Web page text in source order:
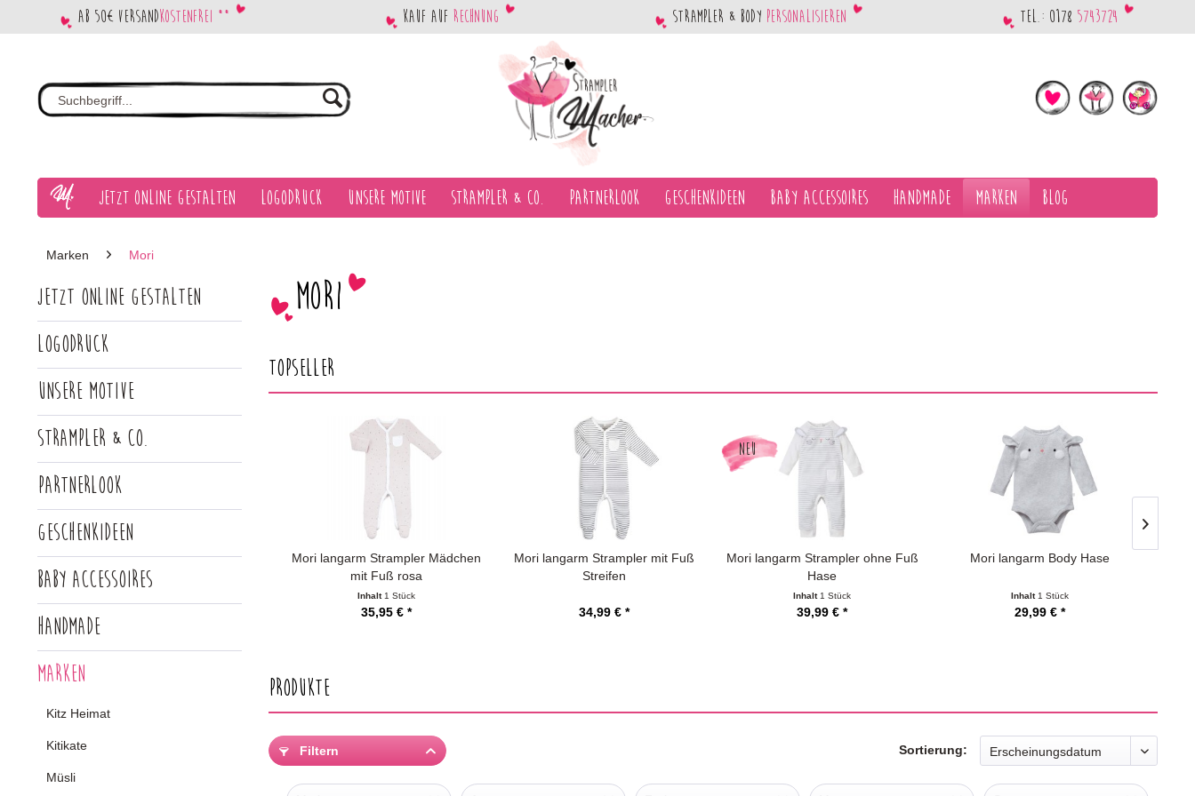
Ab 50€ Versandkostenfrei ** Kauf auf Rechnung Strampler & Body personalisieren Tel.: 0178 5743724
Jetzt Online gestalten Logodruck Unsere Motive Strampler & Co. Partnerlook Geschenkideen Baby Accessoires Handmade Marken Blog
Marken Mori
Jetzt Online gestalten
Logodruck
Unsere Motive
Strampler & Co.
Partnerlook
Geschenkideen
Baby Accessoires
Handmade
Marken
Kitz Heimat
Kitikate
Müsli
Mori
Topseller
Mori langarm Strampler Mädchen
mit Fuß rosa
Inhalt 1 Stück
35,95 € *
Mori langarm Strampler mit Fuß
Streifen
34,99 € *
NEU
Mori langarm Strampler ohne Fuß
Hase
Inhalt 1 Stück
39,99 € *
Mori langarm Body Hase
Inhalt 1 Stück
29,99 € *
Produkte
Filtern Sortierung: